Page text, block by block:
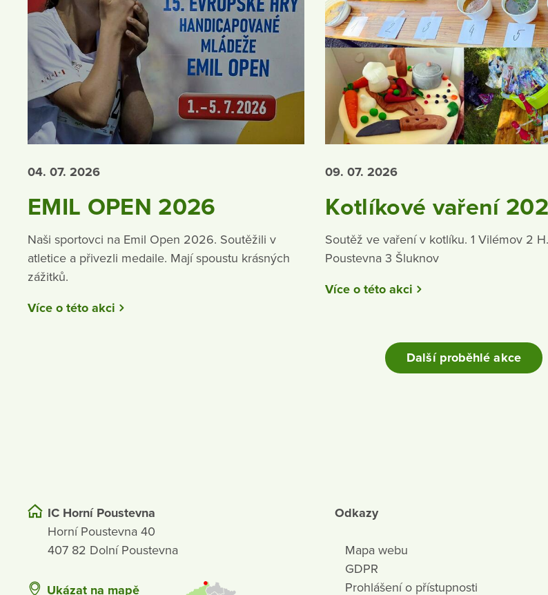
04. 07. 2026
EMIL OPEN 2026
Naši sportovci na Emil Open 2026. Soutěžili v
atletice a přivezli medaile. Mají spoustu krásných
zážitků.
Více o této akci
09. 07.2026
Kotlíkové vaření
Soutěž ve vaření v kotlíku. 1 Vilémov 2 H.
Poustevna 3 Šluknov
Více o této akci
Další proběhlé akce
IC Horní Poustevna
Horní Poustevna 40
407 82 Dolní Poustevna
Ukázat na mapě
Odkazy
Mapa webu
GDPR
Prohlášení o přístupnosti